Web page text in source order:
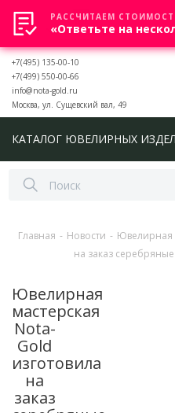
+7(495) 135-00-10
+7(499) 550-00-66
info@nota-gold.ru
Москва, ул. Сущевский вал, 49
КАТАЛОГ ЮВЕЛИРНЫХ
Главная - Новости - Ювелирная
на заказ
Ювелирная
мастерская
Nota-
Gold
изготовила
на
заказ
РАССЧИТАЕМ
«Ответьте на